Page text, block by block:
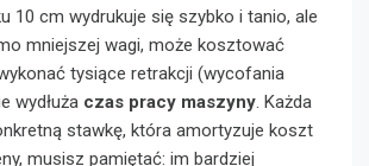
10 cm wydrukuje się szybko i tanio, ale
mniejszej wagi, może kosztować
tysiące retrakcji (wycofania
wydłuża czas pracy maszyny . Każda
stawkę, która amortyzuje koszt
musisz pamiętać: im bardziej